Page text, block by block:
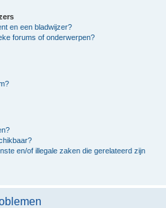
en een bladwijzer?
forums of onderwerpen?
en/of illegale zaken die gerelateerd zijn